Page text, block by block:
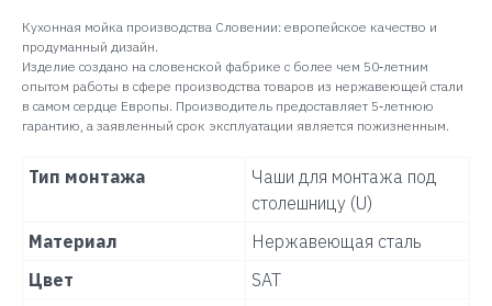
Кухонная мойка производства Словении: европейское качество и
продуманный дизайн.
Изделие создано на словенской фабрике с более чем 50‑летним
опытом работы в сфере производства товаров из нержавеющей стали
в самом сердце Европы. Производитель предоставляет 5‑летнюю
гарантию, а заявленный срок эксплуатации является пожизненным.
Тип монтажа
Чаши для монтажа под
столешницу (U)
Материал
Нержавеющая сталь
Цвет
SAT